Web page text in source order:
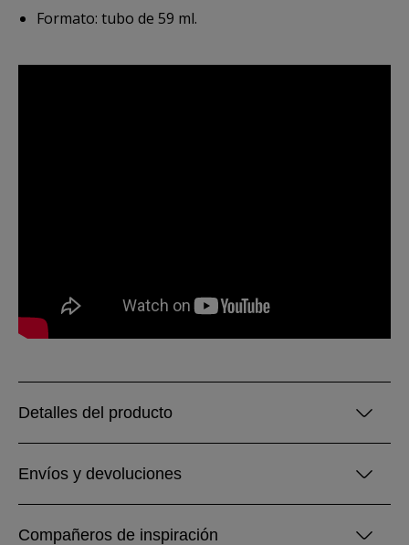
Formato: tubo de 59 ml.
Detalles del producto
Envíos y devoluciones
Compañeros de inspiración